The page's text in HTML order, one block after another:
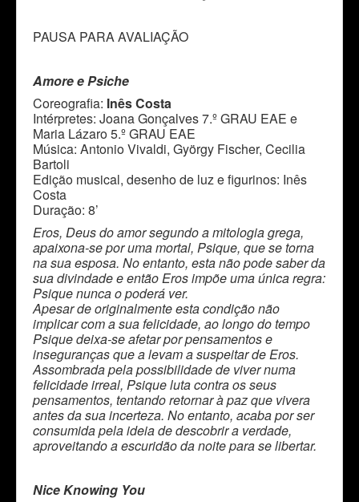
PAUSA PARA AVALIAÇÃO
Amore e Psiche
Coreografia: Inês Costa
Intérpretes: Joana Gonçalves 7.º GRAU EAE e
Maria Lázaro 5.º GRAU EAE
Música: Antonio Vivaldi, György Fischer, Cecilia
Bartoli
Edição musical, desenho de luz e figurinos: Inês
Costa
Duração: 8’
Eros, Deus do amor segundo a mitologia grega,
apaixona-se por uma mortal, Psique, que se torna
na sua esposa. No entanto, esta não pode saber da
sua divindade e então Eros impõe uma única regra:
Psique nunca o poderá ver.
Apesar de originalmente esta condição não
implicar com a sua felicidade, ao longo do tempo
Psique deixa-se afetar por pensamentos e
inseguranças que a levam a suspeitar de Eros.
Assombrada pela possibilidade de viver numa
felicidade irreal, Psique luta contra os seus
pensamentos, tentando retornar à paz que vivera
antes da sua incerteza. No entanto, acaba por ser
consumida pela ideia de descobrir a verdade,
aproveitando a escuridão da noite para se libertar.
Nice Knowing You